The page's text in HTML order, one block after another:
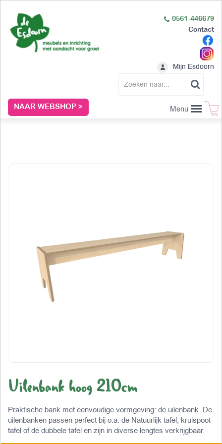
NAAR WEBSHOP >
0561-446679
Contact
Mijn Esdoorn
Menu
Uilenbank hoog 210cm
Praktische bank met eenvoudige vormgeving: de uilenbank. De
uilenbanken passen perfect bij o.a. de Natuurlijk tafel, kruispoot-
tafel of de dubbele tafel en zijn in diverse lengtes verkrijgbaar.